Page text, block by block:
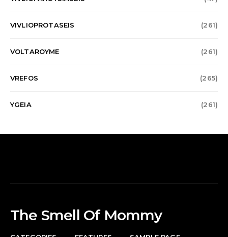
VIVLIOPROTASEIS (261)
VOLTAROYME (261)
VREFOS (265)
YGEIA (261)
The Smell Of Mommy